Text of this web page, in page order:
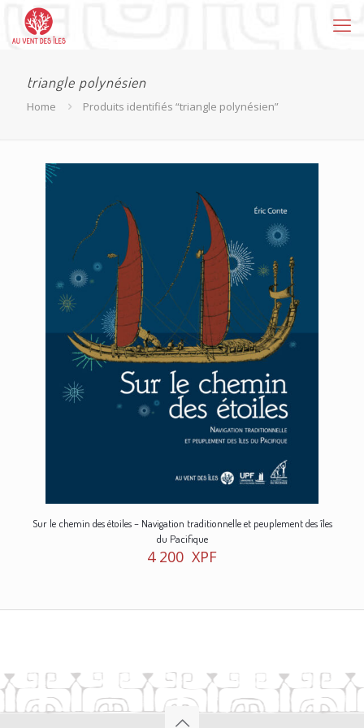
triangle polynésien
Home Produits identifiés “triangle polynésien”
Sur le chemin des étoiles – Navigation traditionnelle et peuplement des îles
du Pacifique
4 200 XPF